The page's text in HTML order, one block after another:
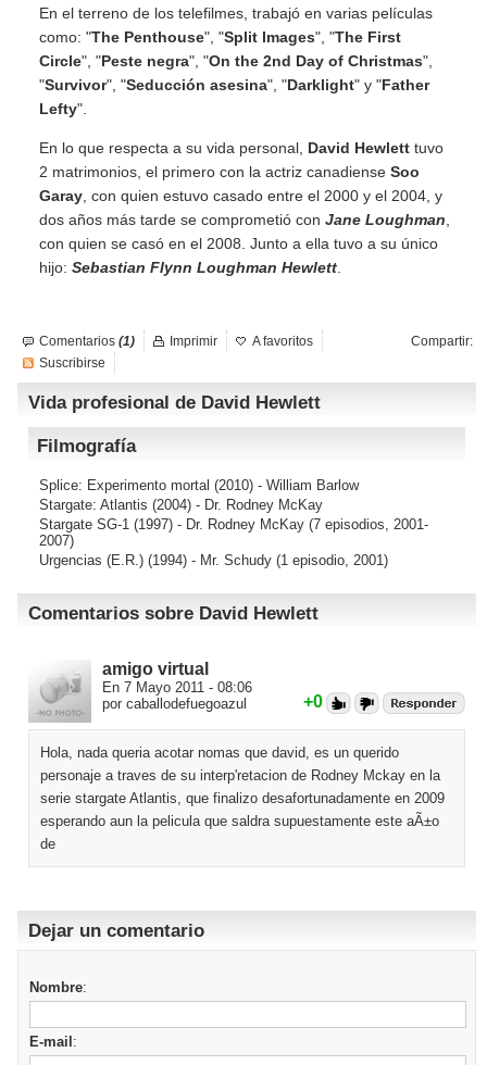
En el terreno de los telefilmes, trabajó en varias películas
como: "The Penthouse", "Split Images", "The First
Circle", "Peste negra", "On the 2nd Day of Christmas",
"Survivor", "Seducción asesina", "Darklight" y "Father
Lefty".
En lo que respecta a su vida personal, David Hewlett tuvo
2 matrimonios, el primero con la actriz canadiense Soo
Garay , con quien estuvo casado entre el 2000 y el 2004, y
dos años más tarde se comprometió con Jane Loughman
con quien se casó en el 2008. Junto a ella tuvo a su único
hijo: Sebastian Flynn Loughman Hewlett
Comentarios (1) Compartir:
Imprimir
A favoritos
Suscribirse
Vida profesional de David Hewlett
Filmografía
Splice: Experimento mortal (2010) - William Barlow
Stargate: Atlantis (2004) - Dr. Rodney McKay
Stargate SG-1 (1997) - Dr. Rodney McKay (7 episodios, 2001-
2007)
Urgencias (E.R.) (1994) - Mr. Schudy (1 episodio, 2001)
Comentarios sobre David Hewlett
amigo virtual
En 7 Mayo 2011 - 08:06
por caballodefuegoazul
+0
Hola, nada queria acotar nomas que david, es un querido
personaje a traves de su interp'retacion de Rodney Mckay en la
serie stargate Atlantis, que finalizo desafortunadamente en 2009
esperando aun la pelicula que saldra supuestamente este aÃ±o
de
Dejar un comentario
Nombre:
E-mail :